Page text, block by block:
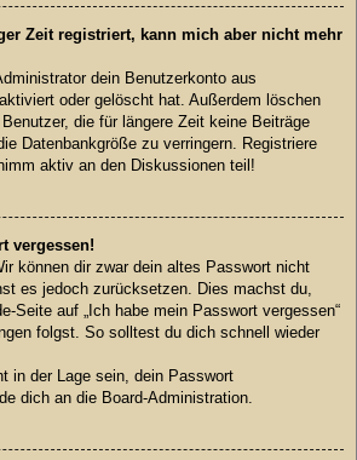
Zeit registriert, kann mich aber nicht mehr
dein Benutzerkonto aus
oder gelöscht hat. Außerdem löschen
die für längere Zeit keine Beiträge
Datenbankgröße zu verringern. Registriere
aktiv an den Diskussionen teil!
vergessen!
können dir zwar dein altes Passwort nicht
es jedoch zurücksetzen. Dies machst du,
Seite auf „Ich habe mein Passwort vergessen“
folgst. So solltest du dich schnell wieder
in der Lage sein, dein Passwort
dich an die Board-Administration.